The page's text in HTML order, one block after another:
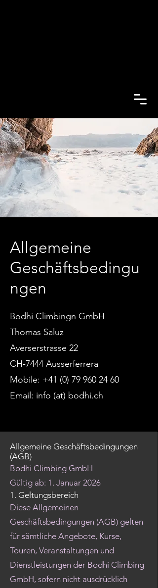
Allgemeine
Geschäftsbedingu
ngen
Bodhi Climbingn GmbH
Thomas Saluz
Averserstrasse 22
CH-7444 Ausserferrera
Mobile: +41 (0) 79 960 24 60
Email: info (at) bodhi.ch
Allgemeine Geschäftsbedingungen
(AGB)
Bodhi Climbing GmbH
Gültig ab: 1. Januar 2026
1. Geltungsbereich
Diese Allgemeinen
Geschäftsbedingungen (AGB) gelten
für sämtliche Angebote, Kurse,
Touren, Veranstaltungen und
Dienstleistungen der Bodhi Climbing
GmbH, sofern nicht ausdrücklich